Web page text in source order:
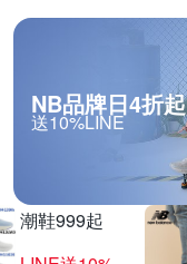
NB品牌日4折起
送10%LINE
潮鞋999起